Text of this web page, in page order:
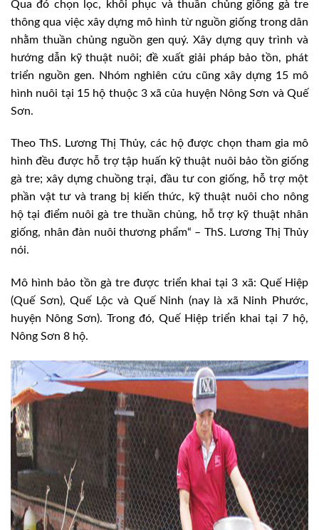
Qua đó chọn lọc, khôi phục và thuần chủng giống gà tre
thông qua việc xây dựng mô hình từ nguồn giống trong dân
nhằm thuần chủng nguồn gen quý. Xây dựng quy trình và
hướng dẫn kỹ thuật nuôi; đề xuất giải pháp bảo tồn, phát
triển nguồn gen. Nhóm nghiên cứu cũng xây dựng 15 mô
hình nuôi tại 15 hộ thuộc 3 xã của huyện Nông Sơn và Quế
Sơn.
Theo ThS. Lương Thị Thủy, các hộ được chọn tham gia mô
hình đều được hỗ trợ tập huấn kỹ thuật nuôi bảo tồn giống
gà tre; xây dựng chuồng trại, đầu tư con giống, hỗ trợ một
phần vật tư và trang bị kiến thức, kỹ thuật nuôi cho nông
hộ tại điểm nuôi gà tre thuần chủng, hỗ trợ kỹ thuật nhân
giống, nhân đàn nuôi thương phẩm“ – ThS. Lương Thị Thủy
nói.
Mô hình bảo tồn gà tre được triển khai tại 3 xã: Quế Hiệp
(Quế Sơn), Quế Lộc và Quế Ninh (nay là xã Ninh Phước,
huyện Nông Sơn). Trong đó, Quế Hiệp triển khai tại 7 hộ,
Nông Sơn 8 hộ.